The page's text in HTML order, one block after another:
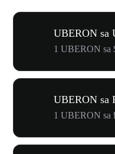
UBERON sa
1 UBERON sa
UBERON sa
1 UBERON sa